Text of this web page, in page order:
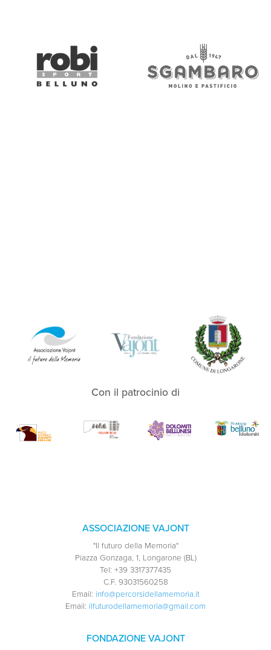
Con il patrocinio di
ASSOCIAZIONE VAJONT
"Il futuro della Memoria"
Piazza Gonzaga, 1, Longarone (BL)
Tel: +39 3317377435
C.F. 93031560258
Email: info@percorsidellamemoria.it
Email: ilfuturodellamemoria@gmail.com
FONDAZIONE VAJONT